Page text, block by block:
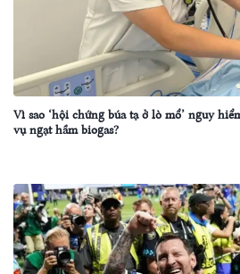
Vì sao ‘hội chứng búa tạ ở lò mổ’ nguy
vụ ngạt hầm biogas?